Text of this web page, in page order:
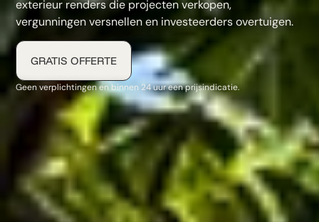
exterieur renders die projecten verkopen,
vergunningen versnellen en investeerders overtuigen.
GRATIS OFFERTE
Geen verplichtingen en binnen 24 uur een prijsindicatie.